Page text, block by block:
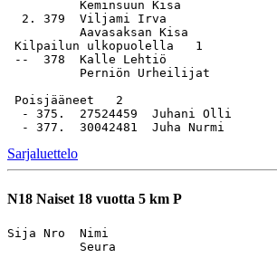
          Keminsuun Kisa
2. 379  Viljami Irva
          Aavasaksan Kisa
Kilpailun ulkopuolella   1
--  378  Kalle Lehtiö
          Perniön Urheilijat
Poisjääneet   2
- 375.  27524459  Juhani Olli
Sarjaluettelo
N18 Naiset 18 vuotta 5 km P
Sija Nro  Nimi
          Seura